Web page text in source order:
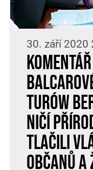
30. září 2020
Turów
ničí
tlačili
občanů